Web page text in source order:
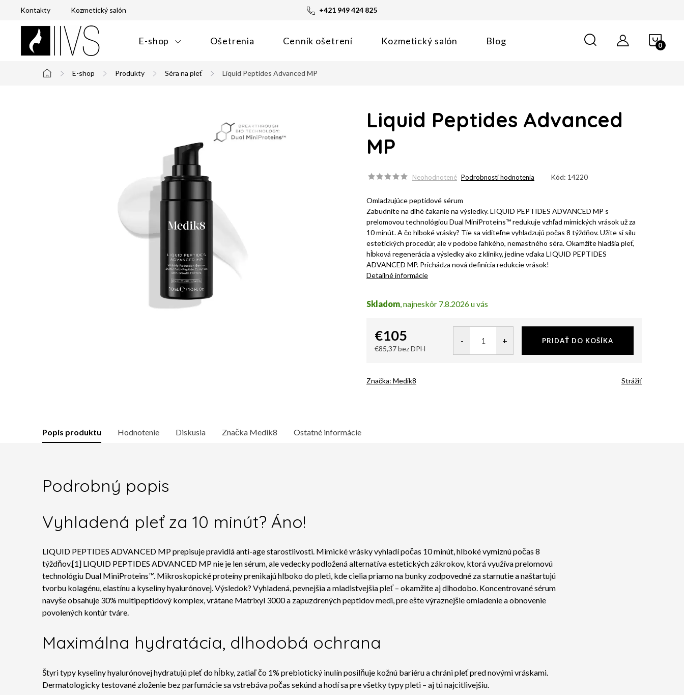
+421 949 424 825
Kontakty Kozmetický salón
E-shop Ošetrenia Cenník ošetrení Kozmetický salón Blog
Domov
E-shop Produkty Séra na pleť Liquid Peptides Advanced MP
Liquid Peptides Advanced
MP
Neohodnotené Podrobnosti hodnotenia Kód: 14220
Omladzujúce peptidové sérum
Zabudnite na dlhé čakanie na výsledky. LIQUID PEPTIDES ADVANCED MP s
prelomovou technológiou Dual MiniProteins™ redukuje vzhľad mimických vrások už za
10 minút. A čo hlboké vrásky? Tie sa viditeľne vyhladzujú počas 8 týždňov. Užite si silu
estetických procedúr, ale v podobe ľahkého, nemastného séra. Okamžite hladšia pleť,
hĺbková regenerácia a výsledky ako z kliniky, jedine vďaka LIQUID PEPTIDES
ADVANCED MP. Prichádza nová definícia redukcie vrások!
Detailné informácie
Skladom 7.8.2026
€105
€85,37 bez DPH
PRIDAŤ DO KOŠÍKA
Značka: Medik8 Strážiť
Popis produktu Hodnotenie Diskusia Značka Medik8 Ostatné informácie
Podrobný popis
Vyhladená pleť za 10 minút? Áno!
LIQUID PEPTIDES ADVANCED MP prepisuje pravidlá anti-age starostlivosti. Mimické vrásky vyhladí počas 10 minút, hlboké vymiznú počas 8
týždňov.[1] LIQUID PEPTIDES ADVANCED MP nie je len sérum, ale vedecky podložená alternatíva estetických zákrokov, ktorá využíva prelomovú
technológiu Dual MiniProteins™. Mikroskopické proteíny prenikajú hlboko do pleti, kde cielia priamo na bunky zodpovedné za starnutie a naštartujú
tvorbu kolagénu, elastínu a kyseliny hyalurónovej. Výsledok? Vyhladená, pevnejšia a mladistvejšia pleť – okamžite aj dlhodobo. Koncentrované sérum
navyše obsahuje 30% multipeptidový komplex, vrátane Matrixyl 3000 a zapuzdrených peptidov medi, pre ešte výraznejšie omladenie a obnovenie
povolených kontúr tváre.
Maximálna hydratácia, dlhodobá ochrana
Štyri typy kyseliny hyalurónovej hydratujú pleť do hĺbky, zatiaľ čo 1% prebiotický inulín posilňuje kožnú bariéru a chráni pleť pred novými vráskami.
Dermatologicky testované zloženie bez parfumácie sa vstrebáva počas sekúnd a hodí sa pre všetky typy pleti – aj tú najcitlivejšiu.